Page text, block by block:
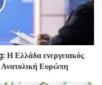
Ελλάδα ενεργειακός
Ανατολική Ευρώπη